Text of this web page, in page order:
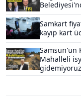
Samkart
kayıp kart
Samsun'un
Mahalleli
gidemiyoruz